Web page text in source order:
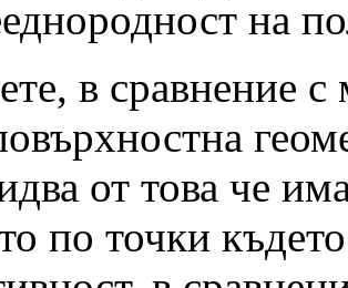
на
в сравнение с
от това че
по точки